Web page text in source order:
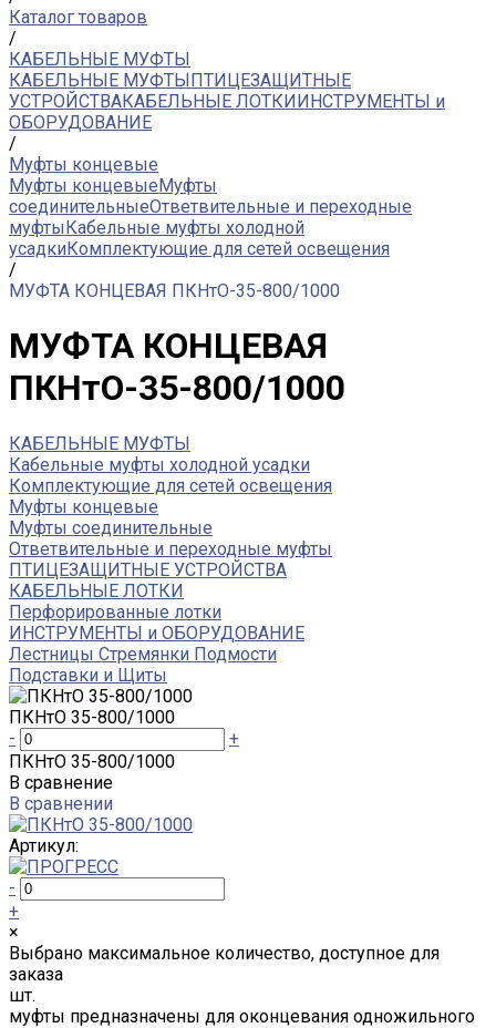
Каталог товаров
/
КАБЕЛЬНЫЕ МУФТЫ
КАБЕЛЬНЫЕ МУФТЫПТИЦЕЗАЩИТНЫЕ
УСТРОЙСТВАКАБЕЛЬНЫЕ ЛОТКИИНСТРУМЕНТЫ и
ОБОРУДОВАНИЕ
/
Муфты концевые
Муфты концевыеМуфты
соединительныеОтветвительные и переходные
муфтыКабельные муфты холодной
усадкиКомплектующие для сетей освещения
/
МУФТА КОНЦЕВАЯ ПКНтО-35-800/1000
МУФТА КОНЦЕВАЯ
ПКНтО-35-800/1000
КАБЕЛЬНЫЕ МУФТЫ
Кабельные муфты холодной усадки
Комплектующие для сетей освещения
Муфты концевые
Муфты соединительные
Ответвительные и переходные муфты
ПТИЦЕЗАЩИТНЫЕ УСТРОЙСТВА
КАБЕЛЬНЫЕ ЛОТКИ
Перфорированные лотки
ИНСТРУМЕНТЫ и ОБОРУДОВАНИЕ
Лестницы Стремянки Подмости
Подставки и Щиты
ПКНтО 35-800/1000
-
+
ПКНтО 35-800/1000
В сравнение
В сравнении
Артикул:
-
+
×
Выбрано максимальное количество, доступное для
заказа
шт.
муфты предназначены для оконцевания одножильного